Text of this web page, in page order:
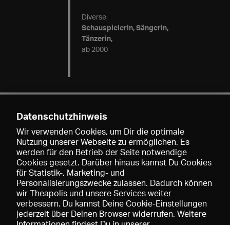
Diverse
Schauspielerin, Sängerin,
Tänzerin,
ab 2000
Kontakt
Maren Claus
mail@marenclaus.de
Datenschutzhinweis
Wir verwenden Cookies, um Dir die optimale
Nutzung unserer Webseite zu ermöglichen. Es
werden für den Betrieb der Seite notwendige
Cookies gesetzt. Darüber hinaus kannst Du Cookies
für Statistik-, Marketing- und
Personalisierungszwecke zulassen. Dadurch können
wir Theapolis und unsere Services weiter
verbessern. Du kannst Deine Cookie-Einstellungen
jederzeit über Deinen Browser widerrufen. Weitere